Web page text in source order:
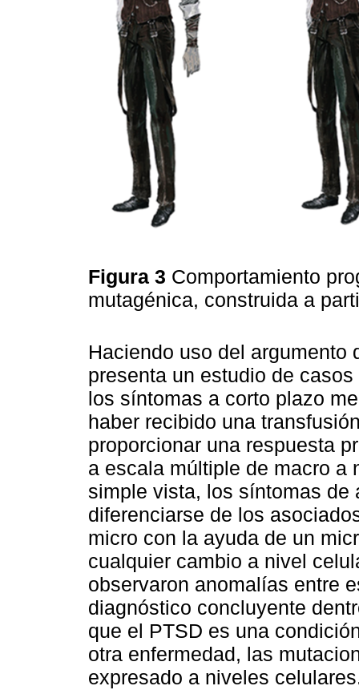
Figura 3 Comportamiento
mutagénica, construida a
Haciendo uso del
presenta un estudio de
los síntomas a corto plazo
haber recibido una
proporcionar una respuesta
a escala múltiple de macro a
simple vista, los síntomas de
diferenciarse de los
micro con la ayuda de un
cualquier cambio a nivel
observaron anomalías entre
diagnóstico concluyente
que el PTSD es una
otra enfermedad, las
expresado a niveles